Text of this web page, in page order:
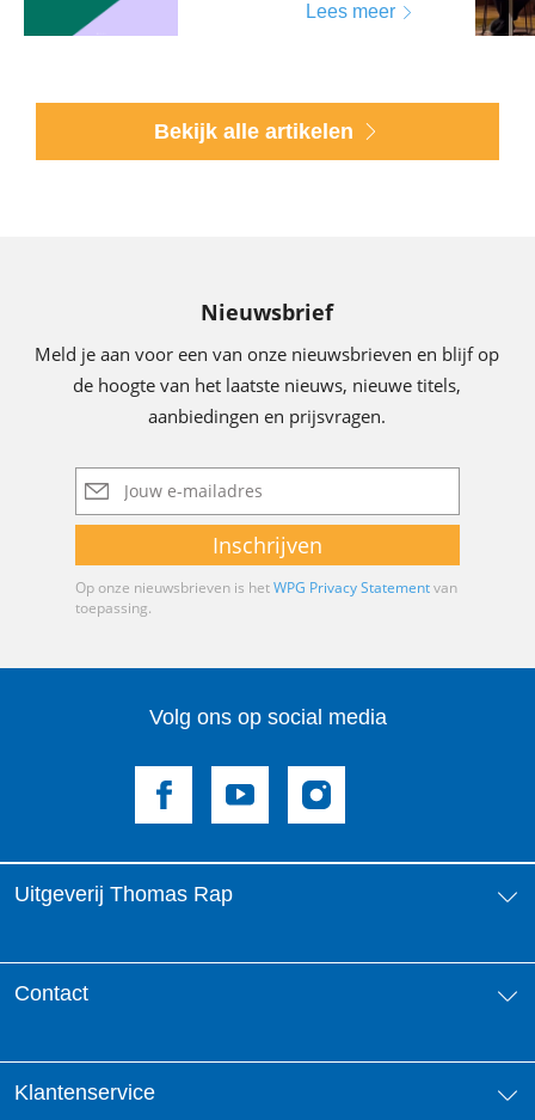
Lees meer
Bekijk alle artikelen
Nieuwsbrief
Meld je aan voor een van onze nieuwsbrieven en blijf op
de hoogte van het laatste nieuws, nieuwe titels,
aanbiedingen en prijsvragen.
E-
mailadres
Inschrijven
Op onze nieuwsbrieven is hetWPG Privacy Statementvan
toepassing.
Volg ons op social media
Uitgeverij Thomas Rap
Vacatures
Contact
Klantenservice